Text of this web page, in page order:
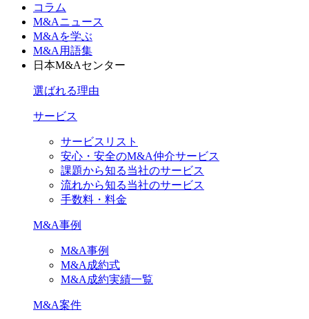
コラム
M&Aニュース
M&Aを学ぶ
M&A用語集
日本M&Aセンター
選ばれる理由
サービス
サービスリスト
安心・安全のM&A仲介サービス
課題から知る当社のサービス
流れから知る当社のサービス
手数料・料金
M&A事例
M&A事例
M&A成約式
M&A成約実績一覧
M&A案件